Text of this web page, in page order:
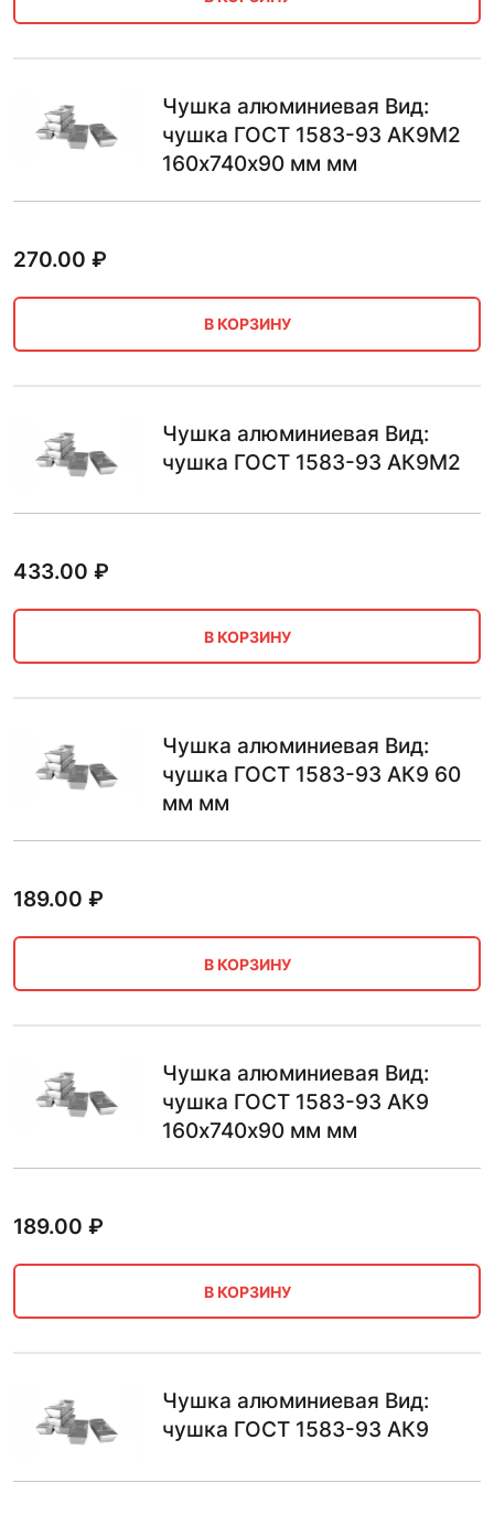
Чушка алюминиевая Вид:
чушка ГОСТ 1583-93 АК9М2
160х740х90 мм мм
270.00 ₽
В КОРЗИНУ
Чушка алюминиевая Вид:
чушка ГОСТ 1583-93 АК9М2
433.00 ₽
В КОРЗИНУ
Чушка алюминиевая Вид:
чушка ГОСТ 1583-93 АК9 60
мм мм
189.00 ₽
В КОРЗИНУ
Чушка алюминиевая Вид:
чушка ГОСТ 1583-93 АК9
160х740х90 мм мм
189.00 ₽
В КОРЗИНУ
Чушка алюминиевая Вид:
чушка ГОСТ 1583-93 АК9